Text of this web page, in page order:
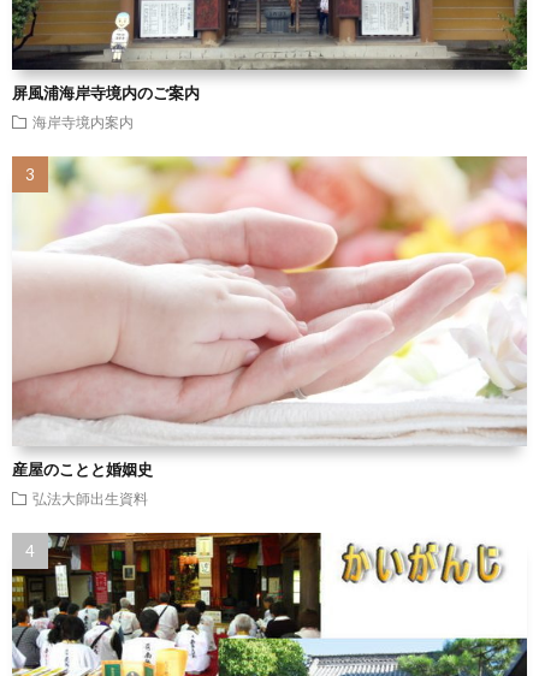
屏風浦海岸寺境内のご案内
海岸寺境内案内
産屋のことと婚姻史
弘法大師出生資料